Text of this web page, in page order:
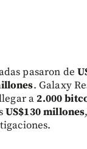
pasaron de
. Galaxy
a2.000
US$130 millones